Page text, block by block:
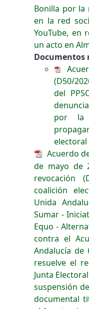
Bonilla por la
en la red
YouTube, en
un acto en
Documentos
(D50/
del
por la
electoral
Acuerdo
de mayo de
revocación
coalición
Unida
Sumar -
Equo -
contra el
Andalucía de
resuelve el
Junta
suspensión
documental